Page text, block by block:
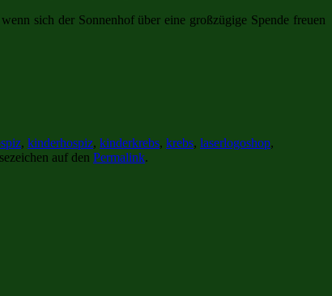
sich der Sonnenhof über eine großzügige Spende freuen
, kinderhospiz, kinderkrebs, krebs, laserlogoshop,
auf den Permalink.